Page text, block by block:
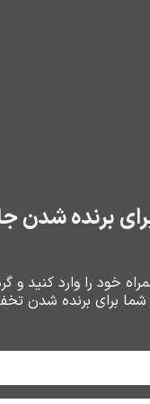
روکش مقاوم
برنده شدن
خود را وارد کنید و
برای برنده شدن